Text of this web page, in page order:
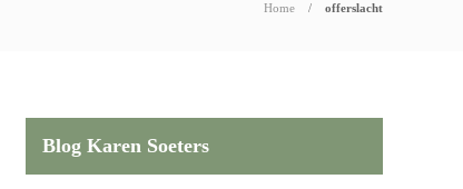
Home offerslacht
Blog Karen Soeters